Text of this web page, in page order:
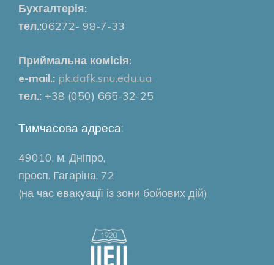
Бухгалтерія:
тел.:06272- 98-7-33
Приймальна комісія:
e-mail.: pk.dafk.snu.edu.ua
тел.: +38 (050) 665-32-25
Тимчасова адреса:
49010, м. Дніпро,
просп. Гагаріна, 72
(на час евакуації із зони бойових дій)